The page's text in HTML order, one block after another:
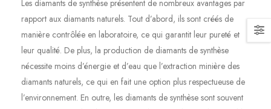
Les diamants de synthèse présentent de nombreux avantages par
rapport aux diamants naturels. Tout d’abord, ils sont créés de
manière contrôlée en laboratoire, ce qui garantit leur pureté et
leur qualité. De plus, la production de diamants de synthèse
nécessite moins d’énergie et d’eau que l’extraction minière des
diamants naturels, ce qui en fait une option plus respectueuse de
l’environnement. En outre, les diamants de synthèse sont souvent